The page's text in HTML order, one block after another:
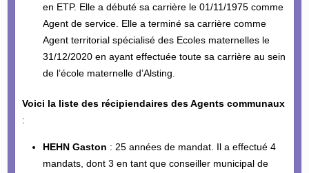
en ETP. Elle a débuté sa carrière le 01/11/1975 comme
Agent de service. Elle a terminé sa carrière comme
Agent territorial spécialisé des Ecoles maternelles le
31/12/2020 en ayant effectuée toute sa carrière au sein
de l’école maternelle d’Alsting.
Voici la liste des récipiendaires des Agents communaux
:
HEHN Gaston : 25 années de mandat. Il a effectué 4
mandats, dont 3 en tant que conseiller municipal de